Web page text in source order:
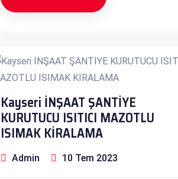
Kayseri İNŞAAT ŞANTİYE
KURUTUCU ISITICI MAZOTLU
ISIMAK KİRALAMA
Admin 10 Tem 2023